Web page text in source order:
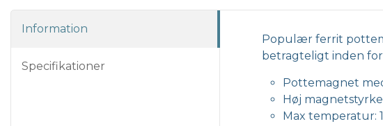
Information
Specifikationer
Populær ferrit
betragteligt inden
Pottemagnet
Høj
Max temperatur: